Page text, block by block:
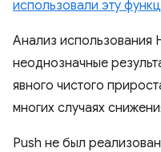
использовали эту
Анализ использования
неоднозначные
явного чистого
многих случаях
Push не был